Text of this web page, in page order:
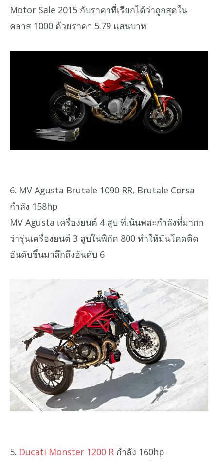
Motor Sale 2015 กับราคาที่เรียกได้ว่าถูกสุดใน
คลาส 1000 ด้วยราคา 5.79 แสนบาท
6. MV Agusta Brutale 1090 RR, Brutale Corsa
กำลัง 158hp
MV Agusta เครื่องยนต์ 4 สูบ ที่เน้นพละกำลังที่มากก
ว่ารุ่นเครื่องยนต์ 3 สูบในพิกัด 800 ทำให้มันโดดติด
อันดับขึ้นมาลึกถึงอันดับ 6
5. Ducati Monster 1200 R กำลัง 160hp